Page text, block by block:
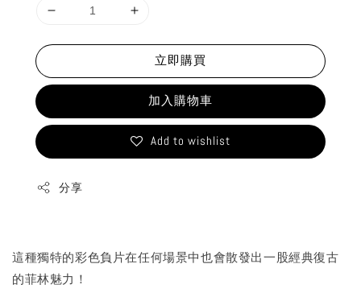
立即購買
加入購物車
Add to wishlist
分享
這種獨特的彩色負片在任何場景中也會散發出一股經典復古
的菲林魅力！